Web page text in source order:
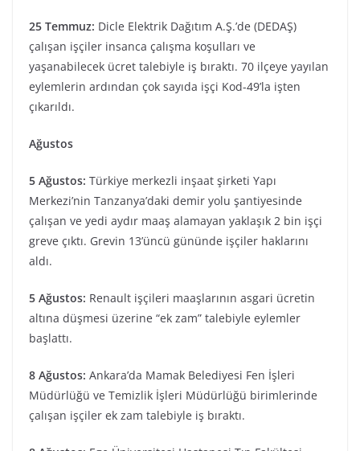
25 Temmuz: Dicle Elektrik Dağıtım A.Ş.’de (DEDAŞ)
çalışan işçiler insanca çalışma koşulları ve
yaşanabilecek ücret talebiyle iş bıraktı. 70 ilçeye yayılan
eylemlerin ardından çok sayıda işçi Kod-49’la işten
çıkarıldı.
Ağustos
5 Ağustos: Türkiye merkezli inşaat şirketi Yapı
Merkezi’nin Tanzanya’daki demir yolu şantiyesinde
çalışan ve yedi aydır maaş alamayan yaklaşık 2 bin işçi
greve çıktı. Grevin 13’üncü gününde işçiler haklarını
aldı.
5 Ağustos: Renault işçileri maaşlarının asgari ücretin
altına düşmesi üzerine “ek zam” talebiyle eylemler
başlattı.
8 Ağustos: Ankara’da Mamak Belediyesi Fen İşleri
Müdürlüğü ve Temizlik İşleri Müdürlüğü birimlerinde
çalışan işçiler ek zam talebiyle iş bıraktı.